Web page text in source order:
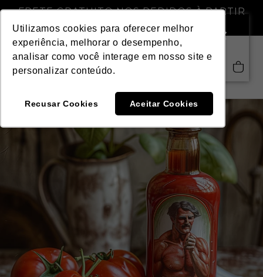
Saiba mais
Utilizamos cookies para oferecer melhor
experiência, melhorar o desempenho,
analisar como você interage em nosso site e
personalizar conteúdo.
Recusar Cookies Aceitar Cookies
para o
conteúdo
FRETE GRATUITO NOS PEDIDOS À PARTIR
DE R$ 299,00
Carrinho